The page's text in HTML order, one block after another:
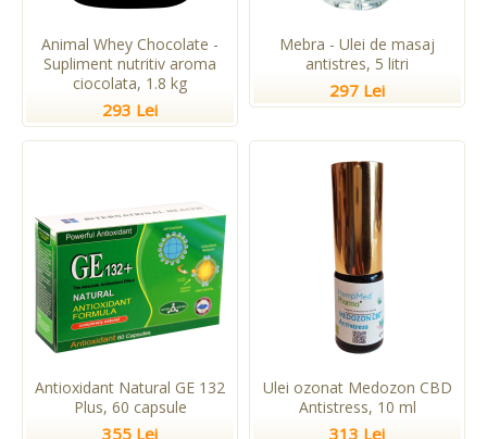
Animal Whey Chocolate -
Supliment nutritiv aroma
ciocolata, 1.8 kg
293 Lei
Mebra - Ulei de masaj
antistres, 5 litri
297 Lei
Antioxidant Natural GE 132
Plus, 60 capsule
355 Lei
Ulei ozonat Medozon CBD
Antistress, 10 ml
313 Lei